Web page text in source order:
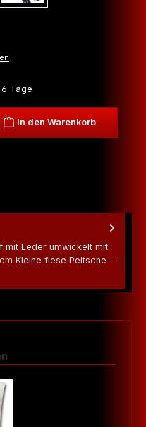
Tage
In den Warenkorb
mit Leder umwickelt mit
Kleine fiese Peitsche -